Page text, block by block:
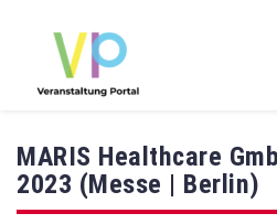
MARIS Healthcare
2023 (Messe | Berlin)